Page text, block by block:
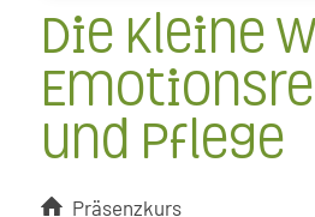
Die kleine
und Pflege
Präsenzkurs